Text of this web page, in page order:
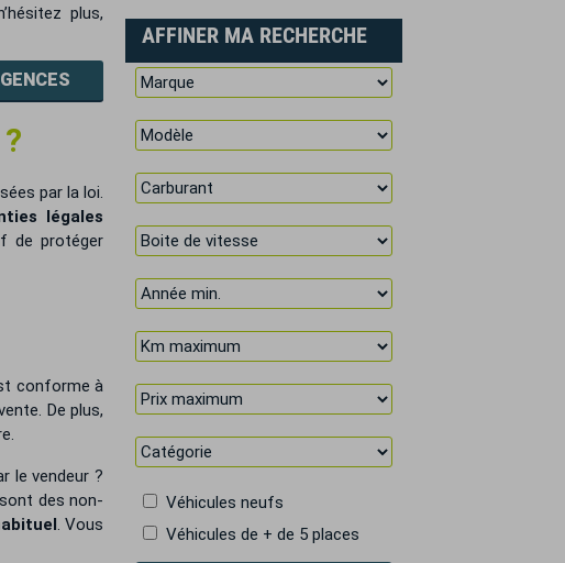
plus,
par la loi.
légales
de protéger
conforme à
De plus,
le vendeur ?
des non-
. Vous
AFFINER MA RECHERCHE
Véhicules neufs
Véhicules de + de 5 places